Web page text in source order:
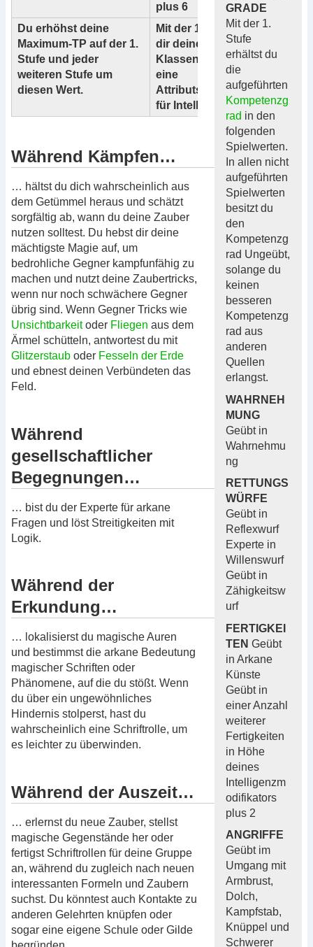
GRADE
Mit der 1.
Stufe
erhältst du
die
aufgeführten
Kompetenzg
rad in den
folgenden
Spielwerten.
In allen nicht
aufgeführten
Spielwerten
besitzt du
den
Kompetenzg
rad Ungeübt,
solange du
keinen
besseren
Kompetenzg
rad aus
anderen
Quellen
erlangst.
WAHRNEH
MUNG
Geübt in
Wahrnehmu
ng
RETTUNGS
WÜRFE
Geübt in
Reflexwurf
Experte in
Willenswurf
Geübt in
Zähigkeitsw
urf
FERTIGKEI
TEN Geübt
in Arkane
Künste
Geübt in
einer Anzahl
weiterer
Fertigkeiten
in Höhe
deines
Intelligenzm
odifikators
plus 2
ANGRIFFE
Geübt im
Umgang mit
Armbrust,
Dolch,
Kampfstab,
Knüppel und
Schwerer
plus 6
Du erhöhst deine
Maximum-TP auf der 1.
Stufe und jeder
weiteren Stufe um
diesen Wert.
Mit der 1. Stufe verleiht
dir deine
Klassenzugehörigkeit
eine
Attributsverbesserung
für Intelligenz.
Während Kämpfen…
… hältst du dich wahrscheinlich aus
dem Getümmel heraus und schätzt
sorgfältig ab, wann du deine Zauber
nutzen solltest. Du hebst dir deine
mächtigste Magie auf, um
bedrohliche Gegner kampfunfähig zu
machen und nutzt deine Zaubertricks,
wenn nur noch schwächere Gegner
übrig sind. Wenn Gegner Tricks wie
Unsichtbarkeitoder Fliegen aus dem
Ärmel schütteln, antwortest du mit
Glitzerstaub oder Fesseln der Erde
und ebnest deinen Verbündeten das
Feld.
Während
gesellschaftlicher
Begegnungen…
… bist du der Experte für arkane
Fragen und löst Streitigkeiten mit
Logik.
Während der
Erkundung…
… lokalisierst du magische Auren
und bestimmst die arkane Bedeutung
magischer Schriften oder
Phänomene, auf die du stößt. Wenn
du über ein ungewöhnliches
Hindernis stolperst, hast du
wahrscheinlich eine Schriftrolle, um
es leichter zu überwinden.
Während der Auszeit…
… erlernst du neue Zauber, stellst
magische Gegenstände her oder
fertigst Schriftrollen für deine Gruppe
an, während du zugleich nach neuen
interessanten Formeln und Zaubern
suchst. Du könntest auch Kontakte zu
anderen Gelehrten knüpfen oder
sogar eine eigene Schule oder Gilde